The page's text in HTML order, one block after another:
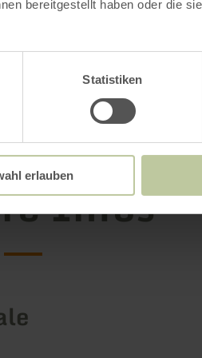
bereitgestellt haben oder die
Statistiken
erlauben
oder in gleich
an.
Infos